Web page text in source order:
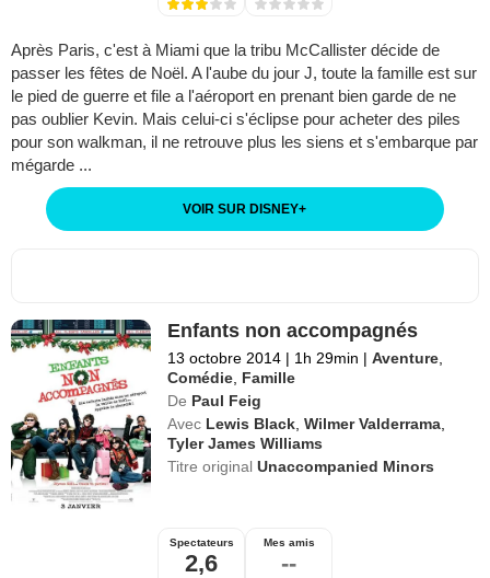
Après Paris, c'est à Miami que la tribu McCallister décide de
passer les fêtes de Noël. A l'aube du jour J, toute la famille est sur
le pied de guerre et file a l'aéroport en prenant bien garde de ne
pas oublier Kevin. Mais celui-ci s'éclipse pour acheter des piles
pour son walkman, il ne retrouve plus les siens et s'embarque par
mégarde ...
VOIR SUR DISNEY+
Enfants non accompagnés
13 octobre 2014 | 1h 29min | Aventure
Comédie Famille
De Paul Feig
Avec Lewis Black ,Wilmer Valderrama
Tyler James Williams
Titre originalUnaccompanied Minors
Spectateurs
2,6
Mes amis
--